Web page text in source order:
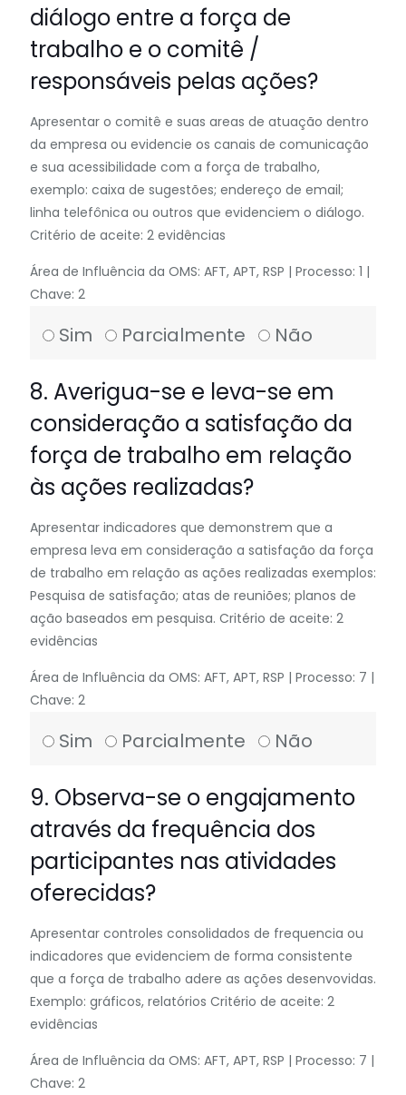
diálogo entre a força de
trabalho e o comitê /
responsáveis pelas ações?
Apresentar o comitê e suas areas de atuação dentro
da empresa ou evidencie os canais de comunicação
e sua acessibilidade com a força de trabalho,
exemplo: caixa de sugestões; endereço de email;
linha telefônica ou outros que evidenciem o diálogo.
Critério de aceite: 2 evidências
Área de Influência da OMS: AFT, APT, RSP | Processo: 1 |
Chave: 2
Sim Parcialmente Não
8. Averigua-se e leva-se em
consideração a satisfação da
força de trabalho em relação
às ações realizadas?
Apresentar indicadores que demonstrem que a
empresa leva em consideração a satisfação da força
de trabalho em relação as ações realizadas exemplos:
Pesquisa de satisfação; atas de reuniões; planos de
ação baseados em pesquisa. Critério de aceite: 2
evidências
Área de Influência da OMS: AFT, APT, RSP | Processo: 7 |
Chave: 2
Sim Parcialmente Não
9. Observa-se o engajamento
através da frequência dos
participantes nas atividades
oferecidas?
Apresentar controles consolidados de frequencia ou
indicadores que evidenciem de forma consistente
que a força de trabalho adere as ações desenvovidas.
Exemplo: gráficos, relatórios Critério de aceite: 2
evidências
Área de Influência da OMS: AFT, APT, RSP | Processo: 7 |
Chave: 2